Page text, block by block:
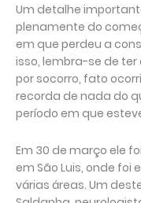
Um detalhe
plenamente do
em que perdeu a
isso, lembra-se de
por socorro, fato
recorda de nada do
período em que
Em 30 de março ele
em São Luis, onde foi
várias áreas. Um